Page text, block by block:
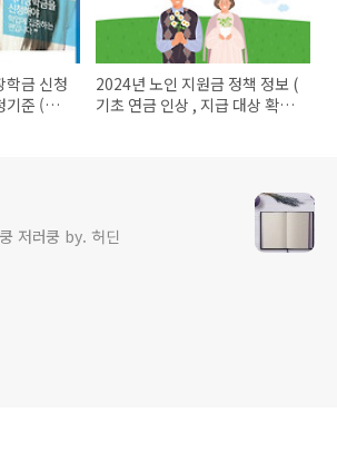
학금 신청
기준 (소
2024년 노인 지원금 정책 정보 (
기초 연금 인상 , 지급 대상 확대
저러쿵 by. 허딘